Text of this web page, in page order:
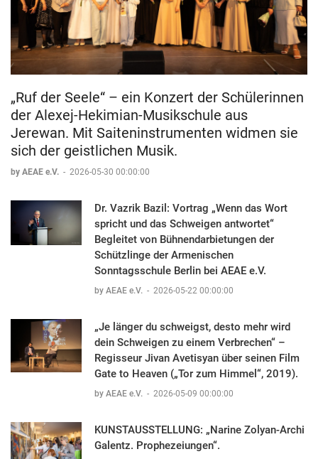
„Ruf der Seele“ – ein Konzert der Schülerinnen
der Alexej-Hekimian-Musikschule aus
Jerewan. Mit Saiteninstrumenten widmen sie
sich der geistlichen Musik.
by AEAE e.V. - 2026-05-30 00:00:00
Dr. Vazrik Bazil: Vortrag „Wenn das Wort
spricht und das Schweigen antwortet“
Begleitet von Bühnendarbietungen der
Schützlinge der Armenischen
Sonntagsschule Berlin bei AEAE e.V.
by AEAE e.V. - 2026-05-22 00:00:00
„Je länger du schweigst, desto mehr wird
dein Schweigen zu einem Verbrechen“ –
Regisseur Jivan Avetisyan über seinen Film
Gate to Heaven („Tor zum Himmel“, 2019).
by AEAE e.V. - 2026-05-09 00:00:00
KUNSTAUSSTELLUNG: „Narine Zolyan-Archi
Galentz. Prophezeiungen“.